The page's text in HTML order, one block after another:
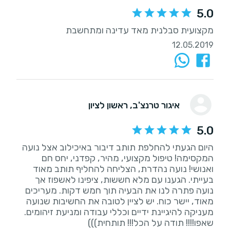
5.0
מקצועית סבלנית מאד עדינה ומתחשבת
12.05.2019
איגור טרנצ'ב, ראשון לציון
5.0
היום הגעתי להחלפת תותב דיבור באיכילוב אצל נועה
המקסימה! טיפול מקצועי, מהיר, קפדני, יחס חם
ואנושי! נועה נהדרת, הצליחה להחליף תותב מאוד
בעייתי. הגענו עם מלא חששות, ציפינו לאשפוז אך
נועה פתרה לנו את הבעיה תוך חמש דקות. מעריכים
מאוד, יישר כוח. יש לציין לטובה את החשיבות שנועה
מעניקה להיגיינת ידיים וכללי עבודה ומניעת זיהומים.
שאפו!!!! תודה על הכל!!! תותחית)))